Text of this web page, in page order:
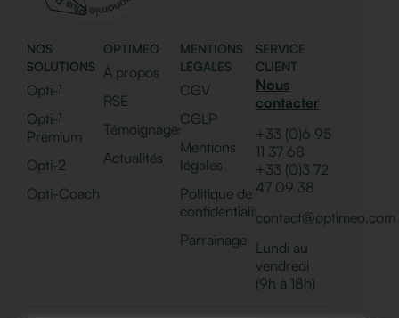
NOS
SOLUTIONS
Opti-1
Opti-1
Premium
Opti-2
Opti-Coach
OPTIMEO
À propos
RSE
Témoignages
Actualités
MENTIONS
LÉGALES
CGV
CGLP
Mentions
légales
Politique de
confidentialité
Parrainage
SERVICE
CLIENT
Nous
contacter
+33 (0)6 95
11 37 68
+33 (0)3 72
47 09 38
contact@optimeo.com
Lundi au
vendredi
(9h à 18h)